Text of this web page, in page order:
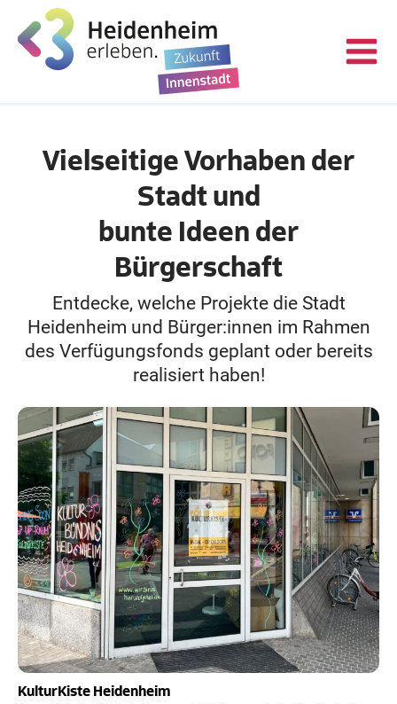
Vielseitige Vorhaben der
Stadt und
bunte Ideen der
Bürgerschaft
Entdecke, welche Projekte die Stadt
Heidenheim und Bürger:innen im Rahmen
des Verfügungsfonds geplant oder bereits
realisiert haben!
KulturKiste Heidenheim